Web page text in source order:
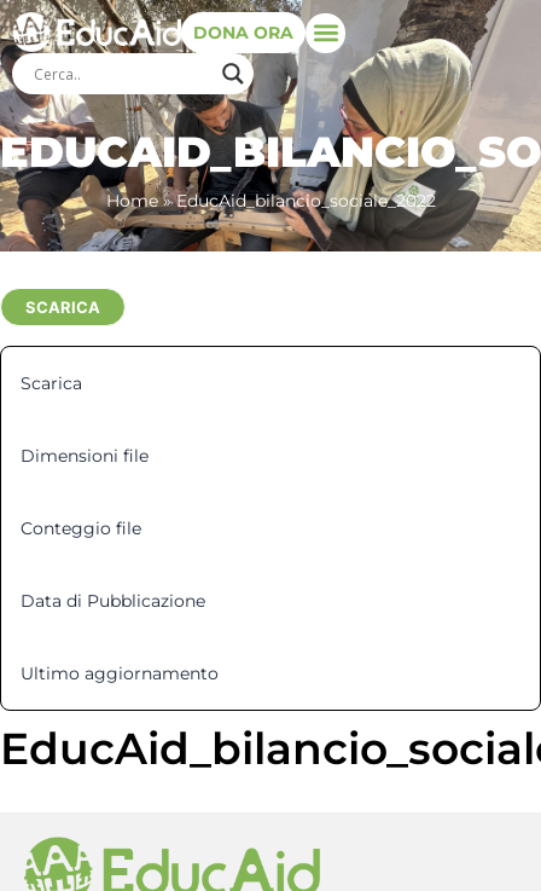
DONA ORA
Home»EducAid_bilancio_sociale_2022
SCARICA
Scarica
Dimensioni file
Conteggio file
Data di Pubblicazione
Ultimo aggiornamento